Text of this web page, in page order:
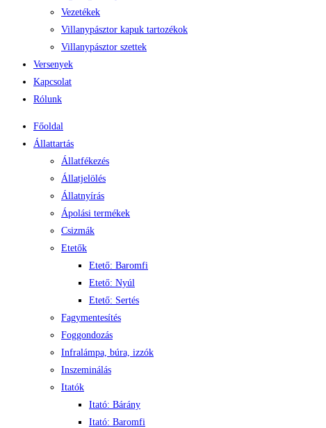
Vezetékek
Villanypásztor kapuk tartozékok
Villanypásztor szettek
Versenyek
Kapcsolat
Rólunk
Főoldal
Állattartás
Állatfékezés
Állatjelölés
Állatnyírás
Ápolási termékek
Csizmák
Etetők
Etető: Baromfi
Etető: Nyúl
Etető: Sertés
Fagymentesítés
Foggondozás
Infralámpa, búra, izzók
Inszeminálás
Itatók
Itató: Bárány
Itató: Baromfi